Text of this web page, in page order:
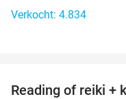
Verkocht: 4.834
Reading of reiki +